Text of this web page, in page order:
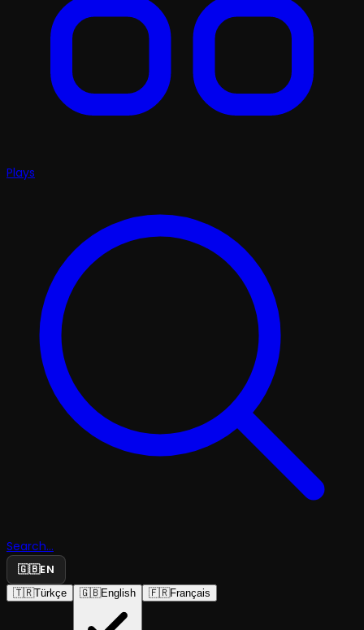
Plays
Search...
🇬🇧EN
🇹🇷Türkçe 🇬🇧English 🇫🇷Français